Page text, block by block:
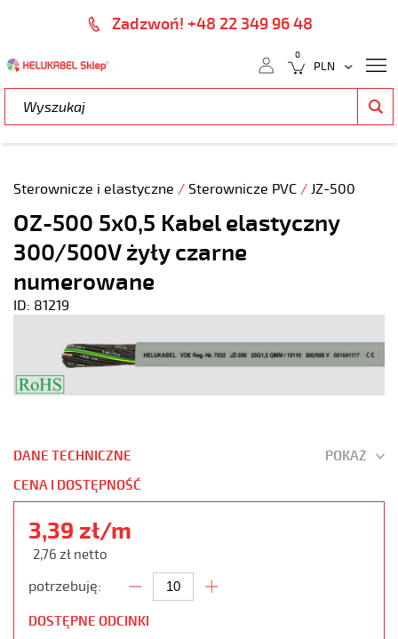
Zadzwoń! +48 22 349 96 48
0
Sterownicze i elastyczne / Sterownicze PVC / JZ-500
OZ-500 5x0,5 Kabel elastyczny
300/500V żyły czarne
numerowane
ID: 81219
DANE TECHNICZNE
POKAŻ
CENA I DOSTĘPNOŚĆ
3,39 zł/m
2,76 zł netto
potrzebuję:
DOSTĘPNE ODCINKI